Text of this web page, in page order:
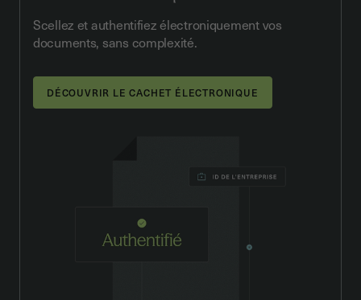
Scellez et authentifiez électroniquement vos
documents, sans complexité.
DÉCOUVRIR LE CACHET ÉLECTRONIQUE